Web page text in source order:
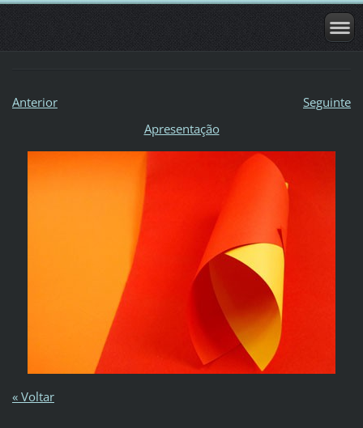
Anterior
Seguinte
Apresentação
« Voltar